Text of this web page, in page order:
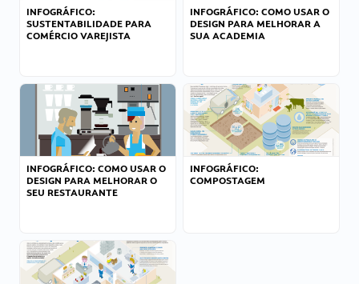
INFOGRÁFICO:
SUSTENTABILIDADE PARA
COMÉRCIO VAREJISTA
INFOGRÁFICO: COMO USAR O
DESIGN PARA MELHORAR A
SUA ACADEMIA
INFOGRÁFICO: COMO USAR O
DESIGN PARA MELHORAR O
SEU RESTAURANTE
INFOGRÁFICO:
COMPOSTAGEM